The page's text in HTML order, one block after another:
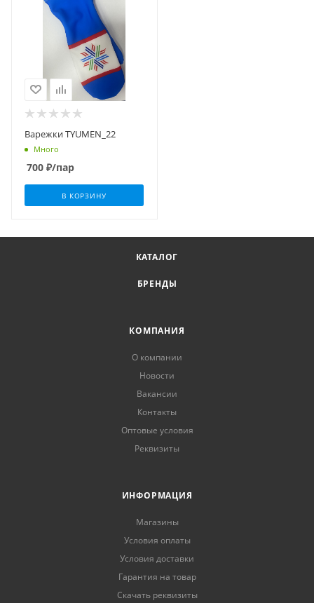
Варежки TYUMEN_22
Много
700 ₽/пар
В КОРЗИНУ
КАТАЛОГ
БРЕНДЫ
КОМПАНИЯ
О компании
Новости
Вакансии
Контакты
Оптовые условия
Реквизиты
ИНФОРМАЦИЯ
Магазины
Условия оплаты
Условия доставки
Гарантия на товар
Скачать реквизиты